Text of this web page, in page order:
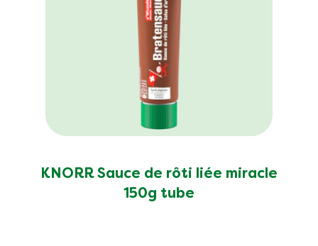
KNORR Sauce de rôti liée miracle
150g tube